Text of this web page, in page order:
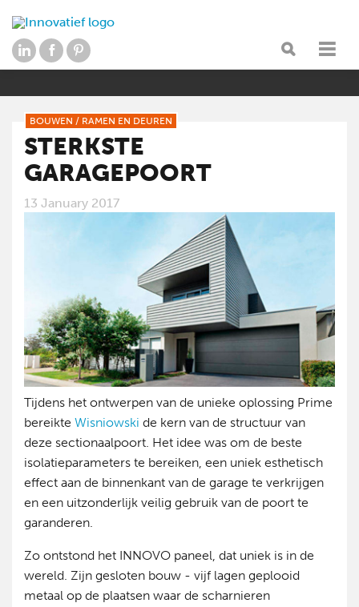
BOUWEN / RAMEN EN DEUREN
STERKSTE
GARAGEPOORT
13 January 2017
Tijdens het ontwerpen van de unieke oplossing Prime
bereikte Wisniowski de kern van de structuur van
deze sectionaalpoort. Het idee was om de beste
isolatieparameters te bereiken, een uniek esthetisch
effect aan de binnenkant van de garage te verkrijgen
en een uitzonderlijk veilig gebruik van de poort te
garanderen.
Zo ontstond het INNOVO paneel, dat uniek is in de
wereld. Zijn gesloten bouw - vijf lagen geplooid
metaal op de plaatsen waar de scharnieren